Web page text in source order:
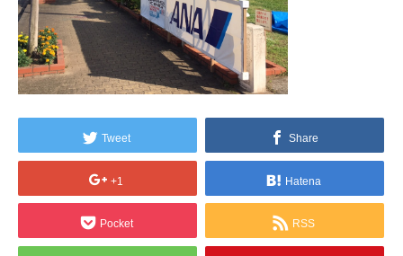
Tweet Share
+1 Hatena
Pocket RSS